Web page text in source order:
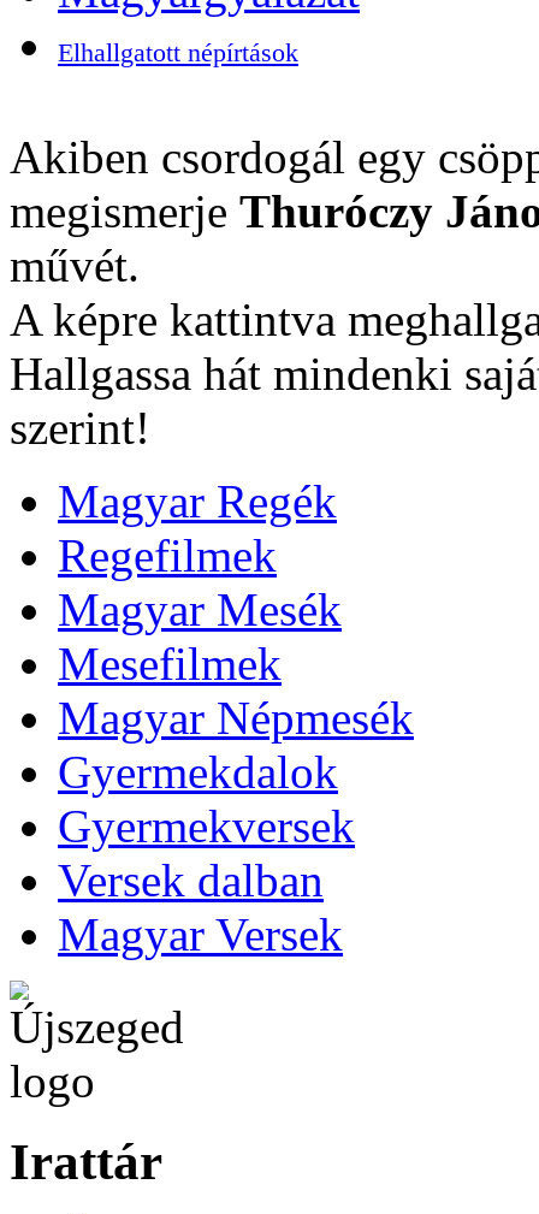
Elhallgatott népírtások
Akiben csordogál egy
megismerje Thuróczy
művét.
A képre kattintva
Hallgassa hát mindenki
szerint!
Magyar Regék
Regefilmek
Magyar Mesék
Mesefilmek
Magyar Népmesék
Gyermekdalok
Gyermekversek
Versek dalban
Magyar Versek
Irattár